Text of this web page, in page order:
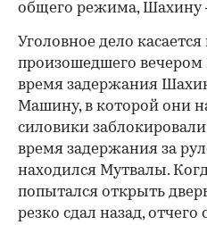
общего режима, Шахину
Уголовное дело
произошедшего вечером
время задержания
Машину, в которой они
силовики
время задержания за
находился Мутвалы.
попытался открыть
резко сдал назад, отчего